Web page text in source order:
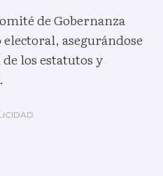
de Gobernanza
asegurándose
los estatutos y